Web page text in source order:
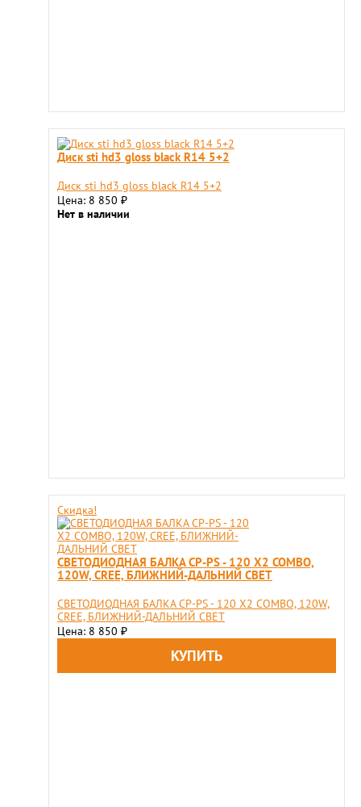
Диск sti hd3 gloss black R14 5+2
Диск sti hd3 gloss black R14 5+2
Цена: 8 850 ₽
Нет в наличии
Скидка!
СВЕТОДИОДНАЯ БАЛКА CP-PS - 120 X2 COMBO,
120W, CREE, БЛИЖНИЙ-ДАЛЬНИЙ СВЕТ
СВЕТОДИОДНАЯ БАЛКА CP-PS - 120 X2 COMBO, 120W,
CREE, БЛИЖНИЙ-ДАЛЬНИЙ СВЕТ
Цена: 8 850 ₽